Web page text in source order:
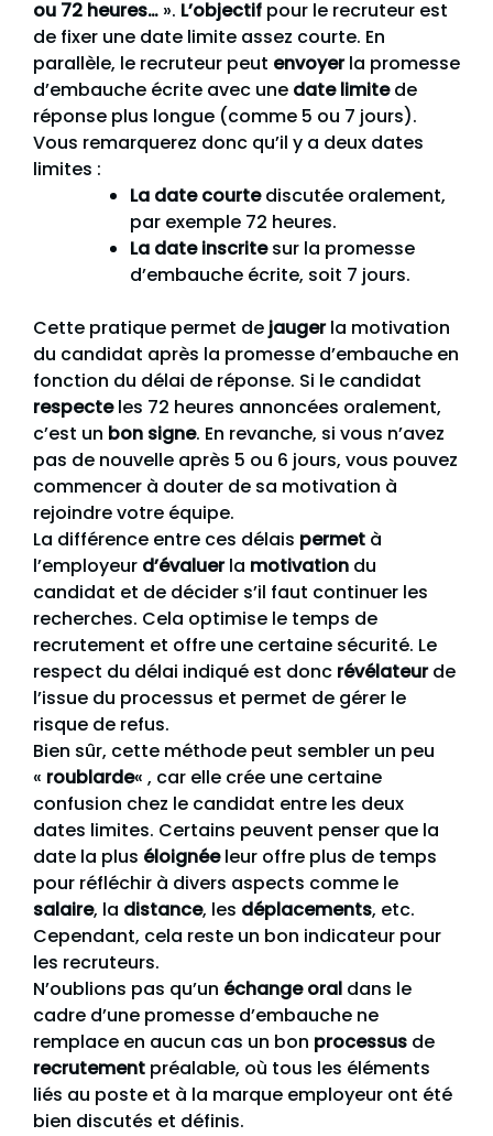
ou 72 heures… ». L’objectif pour le recruteur est
de fixer une date limite assez courte. En
parallèle, le recruteur peut envoyerla promesse
d’embauche écrite avec une date limitede
réponse plus longue (comme 5 ou 7 jours).
Vous remarquerez donc qu’il y a deux dates
limites :
La date courtediscutée oralement,
par exemple 72 heures.
La date inscritesur la promesse
d’embauche écrite, soit 7 jours.
Cette pratique permet de jaugerla motivation
du candidat après la promesse d’embauche en
fonction du délai de réponse. Si le candidat
respecteles 72 heures annoncées oralement,
c’est un bon signe. En revanche, si vous n’avez
pas de nouvelle après 5 ou 6 jours, vous pouvez
commencer à douter de sa motivation à
rejoindre votre équipe.
La différence entre ces délais permet à
l’employeur d’évaluerla motivation du
candidat et de décider s’il faut continuer les
recherches. Cela optimise le temps de
recrutement et offre une certaine sécurité. Le
respect du délai indiqué est donc révélateurde
l’issue du processus et permet de gérer le
risque de refus.
Bien sûr, cette méthode peut sembler un peu
« roublarde« , car elle crée une certaine
confusion chez le candidat entre les deux
dates limites. Certains peuvent penser que la
date la plus éloignéeleur offre plus de temps
pour réfléchir à divers aspects comme le
salaire, la distance, les déplacements, etc.
Cependant, cela reste un bon indicateur pour
les recruteurs.
N’oublions pas qu’un échange oral dans le
cadre d’une promesse d’embauche ne
remplace en aucun cas un bon processus de
recrutement préalable, où tous les éléments
liés au poste et à la marque employeur ont été
bien discutés et définis.